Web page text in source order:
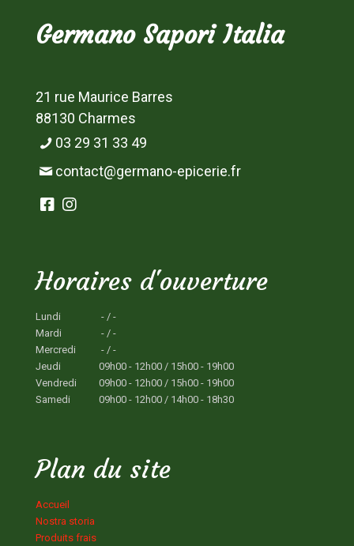
Germano Sapori Italia
21 rue Maurice Barres
88130 Charmes
03 29 31 33 49
contact@germano-epicerie.fr
Horaires d'ouverture
Lundi
- / -
Mardi
- / -
Mercredi
- / -
Jeudi
09h00 - 12h00 / 15h00 - 19h00
Vendredi
09h00 - 12h00 / 15h00 - 19h00
Samedi
09h00 - 12h00 / 14h00 - 18h30
Plan du site
Accueil
Nostra storia
Produits frais